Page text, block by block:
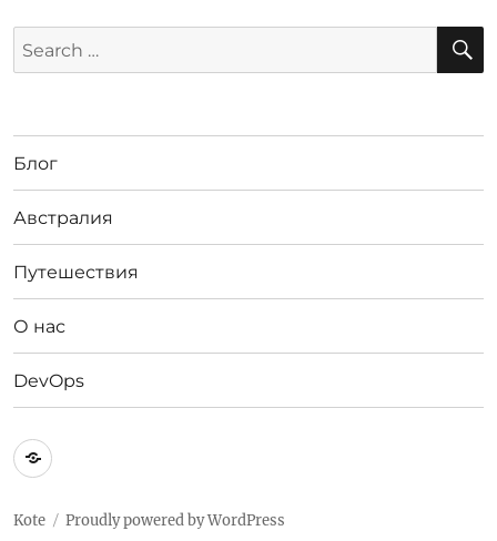
Search
for:
Блог
Австралия
Путешествия
О нас
DevOps
Австралия
Kote Proudly powered by WordPress